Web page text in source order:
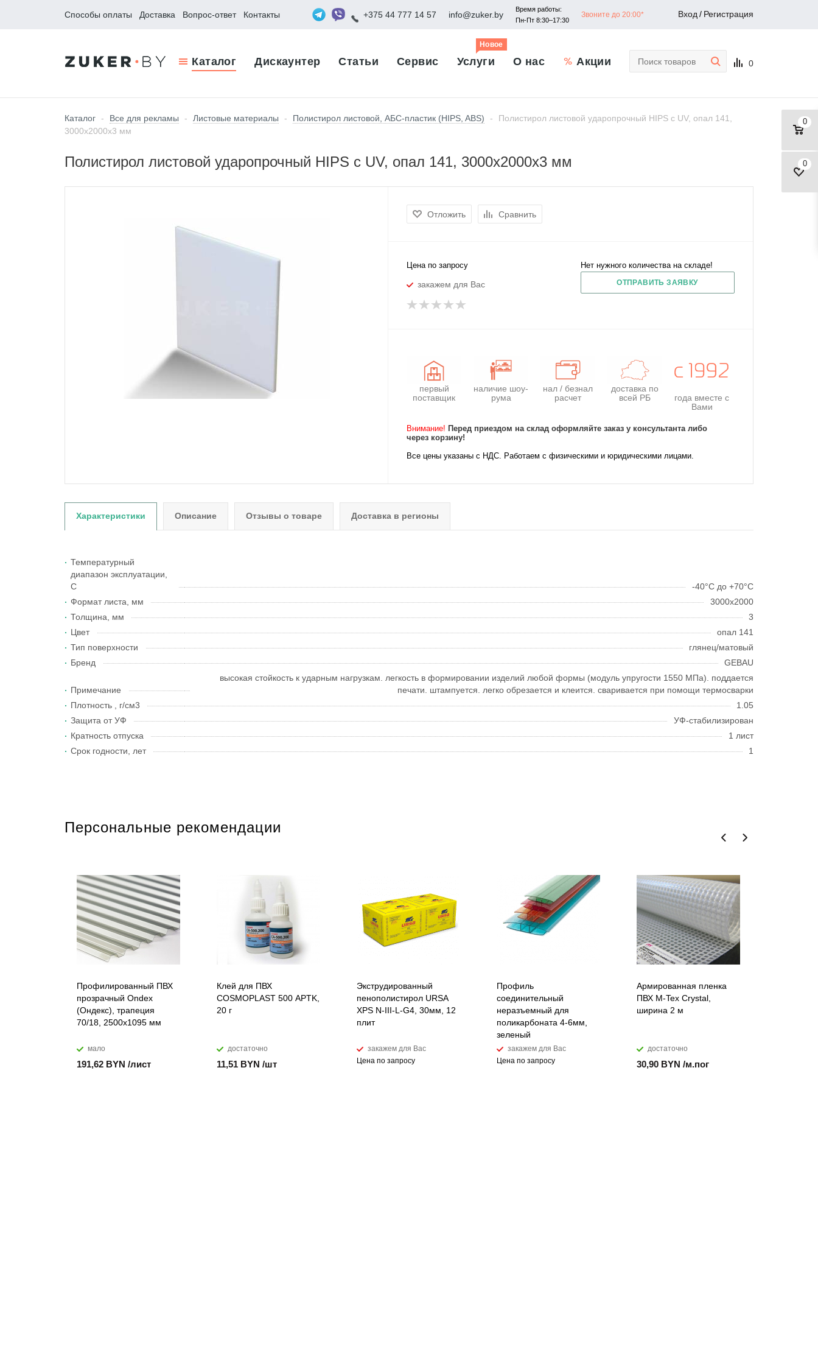
Способы оплаты Доставка Вопрос-ответ Контакты +375 44 777 14 57 info@zuker.by
Время работы:
Пн-Пт 8:30–17:30
Звоните до 20:00* Вход / Регистрация
Каталог Дискаунтер Статьи Сервис Услуги
Новое
О нас Акции 0
0
0
Каталог - Все для рекламы - Листовые материалы - Полистирол листовой, АБС-пластик (HIPS, ABS) -
Полистирол листовой ударопрочный HIPS с UV, опал 141,
3000х2000х3 мм
Полистирол листовой ударопрочный HIPS с UV, опал 141, 3000х2000х3 мм
Отложить Сравнить
Цена по запросу
закажем для Вас
Нет нужного количества на складе!
ОТПРАВИТЬ ЗАЯВКУ
первый
поставщик
наличие шоу-
рума
нал / безнал
расчет
доставка по
всей РБ
года вместе с
Вами
Внимание! Перед приездом на склад оформляйте заказ у консультанта либо
через корзину!
Все цены указаны с НДС. Работаем с физическими и юридическими лицами.
Характеристики Описание Отзывы о товаре Доставка в регионы
Температурный
диапазон эксплуатации,
С
-40°С до +70°С
Формат листа, мм
3000х2000
Толщина, мм
3
Цвет
опал 141
Тип поверхности
глянец/матовый
Бренд
GEBAU
Примечание
высокая стойкость к ударным нагрузкам. легкость в формировании изделий любой формы (модуль упругости 1550 МПа). поддается
печати. штампуется. легко обрезается и клеится. сваривается при помощи термосварки
Плотность , г/см3
1.05
Защита от УФ
УФ-стабилизирован
Кратность отпуска
1 лист
Срок годности, лет
1
Персональные рекомендации
Профилированный ПВХ
прозрачный Ondex
(Ондекс), трапеция
70/18, 2500х1095 мм
мало
191,62 BYN /лист
Клей для ПВХ
COSMOPLAST 500 APTK,
20 г
достаточно
11,51 BYN /шт
Экструдированный
пенополистирол URSA
XPS N-III-L-G4, 30мм, 12
плит
закажем для Вас
Цена по запросу
Профиль
соединительный
неразъемный для
поликарбоната 4-6мм,
зеленый
закажем для Вас
Цена по запросу
Армированная пленка
ПВХ M-Tex Crystal,
ширина 2 м
достаточно
30,90 BYN /м.пог